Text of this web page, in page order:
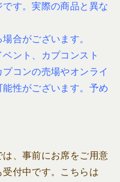
す。実際の商品と異な
合がございます。
ント、カプコンスト
コンの売場やオンライ
性がございます。予め
は、事前にお席をご用意
付中です。こちらは